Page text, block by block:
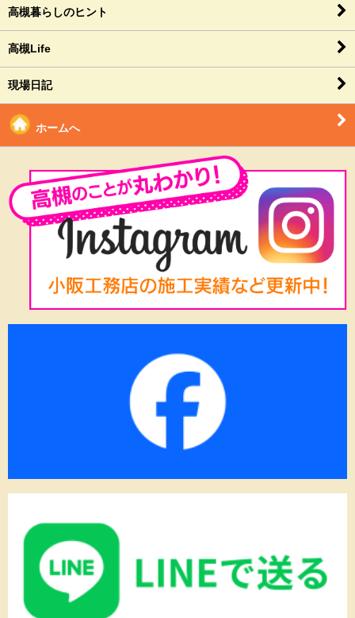
高槻暮らしのヒント
高槻Life
現場日記
ホームへ